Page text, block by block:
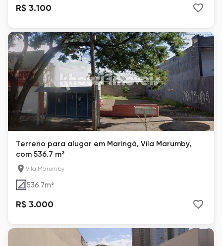
R$ 3.100
Terreno para alugar em Maringá, Vila Marumby,
com 536.7 m²
Vila Marumby
536.7m²
R$ 3.000